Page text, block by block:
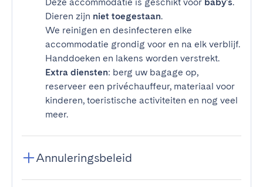
Dieren zijn niet toegestaan.
We reinigen en desinfecteren elke
accommodatie grondig voor en na elk verblijf.
Handdoeken en lakens worden verstrekt.
Extra diensten: berg uw bagage op,
reserveer een privéchauffeur, materiaal voor
kinderen, toeristische activiteiten en nog veel
meer.
Annuleringsbeleid